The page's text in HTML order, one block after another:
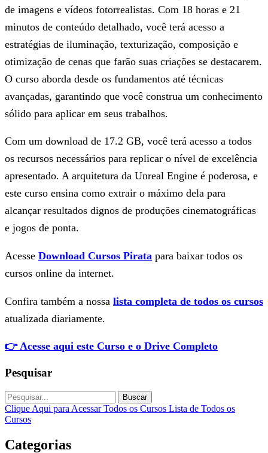
de imagens e vídeos fotorrealistas. Com 18 horas e 21
minutos de conteúdo detalhado, você terá acesso a
estratégias de iluminação, texturização, composição e
otimização de cenas que farão suas criações se destacarem.
O curso aborda desde os fundamentos até técnicas
avançadas, garantindo que você construa um conhecimento
sólido para aplicar em seus trabalhos.
Com um download de 17.2 GB, você terá acesso a todos
os recursos necessários para replicar o nível de excelência
apresentado. A arquitetura da Unreal Engine é poderosa, e
este curso ensina como extrair o máximo dela para
alcançar resultados dignos de produções cinematográficas
e jogos de ponta.
Acesse Download Cursos Pirata para baixar todos os
cursos online da internet.
Confira também a nossa lista completa de todos os cursos
atualizada diariamente.
👉 Acesse aqui este Curso e o Drive Completo
Pesquisar
Buscar
Clique Aqui para Acessar Todos os Cursos Lista de Todos os
Cursos
Categorias